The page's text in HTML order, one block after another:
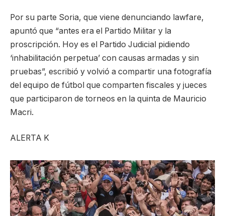
Por su parte Soria, que viene denunciando lawfare,
apuntó que “antes era el Partido Militar y la
proscripción. Hoy es el Partido Judicial pidiendo
‘inhabilitación perpetua’ con causas armadas y sin
pruebas”, escribió y volvió a compartir una fotografía
del equipo de fútbol que comparten fiscales y jueces
que participaron de torneos en la quinta de Mauricio
Macri.
ALERTA K